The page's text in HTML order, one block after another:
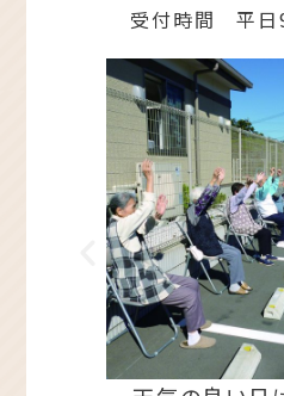
受付時間 平日